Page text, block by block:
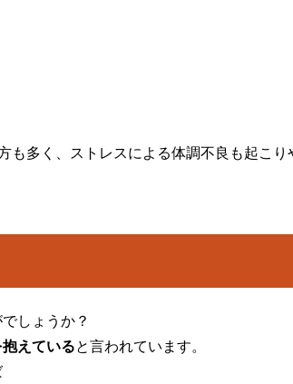
多く、ストレスによる体調不良も起こり
しょうか？
えていると言われています。